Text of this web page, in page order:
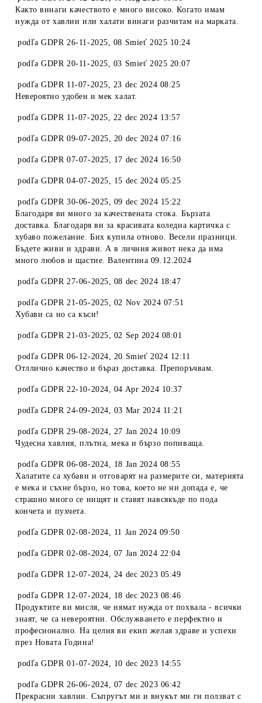
Както винаги качеството е много високо. Когато имам
нужда от хавлии или халати винаги разчитам на марката.
podľaGDPR 26-11-2025, 08 Smieť 2025 10:24
podľaGDPR 20-11-2025, 03 Smieť 2025 20:07
podľaGDPR 11-07-2025, 23 dec 2024 08:25
Невероятно удобен и мек халат.
podľaGDPR 11-07-2025, 22 dec 2024 13:57
podľaGDPR 09-07-2025, 20 dec 2024 07:16
podľaGDPR 07-07-2025, 17 dec 2024 16:50
podľaGDPR 04-07-2025, 15 dec 2024 05:25
podľaGDPR 30-06-2025, 09 dec 2024 15:22
Благодаря ви много за качествената стока. Бързата
доставка. Благодаря ви за красивата коледна картичка с
хубаво пожелание. Бих купила отново. Весели празници.
Бъдете живи и здрави. А в личния живот нека да има
много любов и щастие. Валентина 09.12.2024
podľaGDPR 27-06-2025, 08 dec 2024 18:47
podľaGDPR 21-05-2025, 02 Nov 2024 07:51
Хубави са но са къси!
podľaGDPR 21-03-2025, 02 Sep 2024 08:01
podľaGDPR 06-12-2024, 20 Smieť 2024 12:11
Отллично качество и бъраз доставка. Препоръчвам.
podľaGDPR 22-10-2024, 04 Apr 2024 10:37
podľaGDPR 24-09-2024, 03 Mar 2024 11:21
podľaGDPR 29-08-2024, 27 Jan 2024 10:09
Чудесна хавлия, плътна, мека и бързо попиваща.
podľaGDPR 06-08-2024, 18 Jan 2024 08:55
Халатите са хубави и отговарят на размерите си, материята
е мека и съхне бързо, но това, което не ни допада е, че
страшно много се нищят и ставят навсякъде по пода
кончета и пухчета.
podľaGDPR 02-08-2024, 11 Jan 2024 09:50
podľaGDPR 02-08-2024, 07 Jan 2024 22:04
podľaGDPR 12-07-2024, 24 dec 2023 05:49
podľaGDPR 12-07-2024, 18 dec 2023 08:46
Продуктите ви мисля, че нямат нужда от похвала - всички
знаят, че са невероятни. Обслужването е перфектно и
професионално. На целия ви екип желая здраве и успехи
през Новата Година!
podľaGDPR 01-07-2024, 10 dec 2023 14:55
podľaGDPR 26-06-2024, 07 dec 2023 06:42
Прекрасни хавлии. Съпругът ми и внукът ми ги ползват с